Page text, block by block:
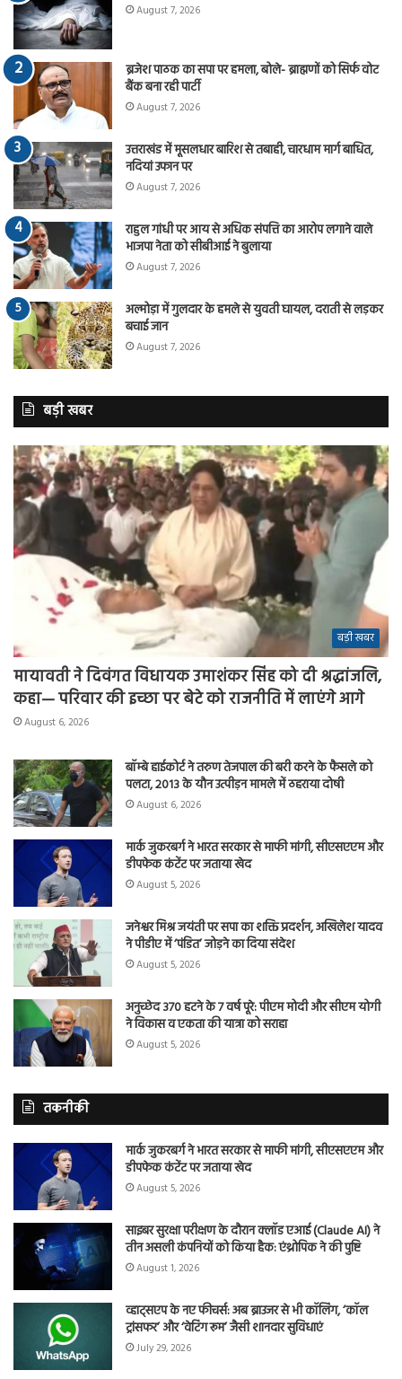
August 7, 2026
ब्रजेश पाठक का सपा पर हमला, बोले- ब्राह्मणों को सिर्फ वोट
बैंक बना रही पार्टी
August 7, 2026
उत्तराखंड में मूसलधार बारिश से तबाही, चारधाम मार्ग बाधित,
नदियां उफान पर
August 7, 2026
राहुल गांधी पर आय से अधिक संपत्ति का आरोप लगाने वाले
भाजपा नेता को सीबीआई ने बुलाया
August 7, 2026
अल्मोड़ा में गुलदार के हमले से युवती घायल, दराती से लड़कर
बचाई जान
August 7, 2026
बड़ी खबर
बड़ी खबर
मायावती ने दिवंगत विधायक उमाशंकर सिंह को दी श्रद्धांजलि,
कहा— परिवार की इच्छा पर बेटे को राजनीति में लाएंगे आगे
August 6, 2026
बॉम्बे हाईकोर्ट ने तरुण तेजपाल की बरी करने के फैसले को
पलटा, 2013 के यौन उत्पीड़न मामले में ठहराया दोषी
August 6, 2026
मार्क जुकरबर्ग ने भारत सरकार से माफी मांगी, सीएसएएम और
डीपफेक कंटेंट पर जताया खेद
August 5, 2026
जनेश्वर मिश्र जयंती पर सपा का शक्ति प्रदर्शन, अखिलेश यादव
ने पीडीए में ‘पंडित’ जोड़ने का दिया संदेश
August 5, 2026
अनुच्छेद 370 हटने के 7 वर्ष पूरे: पीएम मोदी और सीएम योगी
ने विकास व एकता की यात्रा को सराहा
August 5, 2026
तकनीकी
मार्क जुकरबर्ग ने भारत सरकार से माफी मांगी, सीएसएएम और
डीपफेक कंटेंट पर जताया खेद
August 5, 2026
साइबर सुरक्षा परीक्षण के दौरान क्लॉड एआई (Claude AI) ने
तीन असली कंपनियों को किया हैक: एंथ्रोपिक ने की पुष्टि
August 1, 2026
व्हाट्सएप के नए फीचर्स: अब ब्राउजर से भी कॉलिंग, ‘कॉल
ट्रांसफर’ और ‘वेटिंग रूम’ जैसी शानदार सुविधाएं
July 29, 2026